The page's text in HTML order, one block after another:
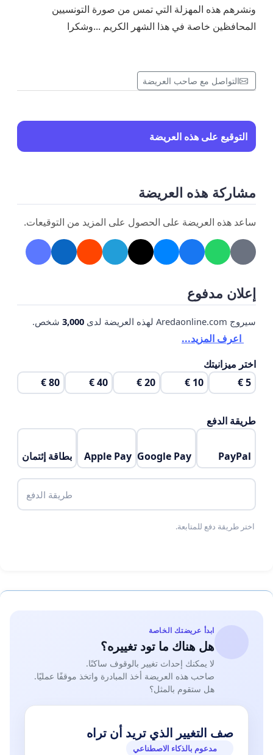
ونشرهم هذه المهزلة التي تمس من صورة التونسيين
المحافظين خاصة في هذا الشهر الكريم ...وشكرا
التواصل مع صاحب العريضة
التوقيع على هذه العريضة
مشاركة هذه العريضة
ساعد هذه العريضة على الحصول على المزيد من التوقيعات.
إعلان مدفوع
سيروج Aredaonline.com لهذه العريضة لدى 3,000 شخص.
اعرف المزيد...
اختر ميزانيتك
5 €
10 €
20 €
40 €
80 €
طريقة الدفع
PayPal
Google Pay
Apple Pay بطاقة إئتمان
طريقة الدفع
اختر طريقة دفع للمتابعة.
ابدأ عريضتك الخاصة
هل هناك ما تود تغييره؟
لا يمكنك إحداث تغيير بالوقوف ساكنًا.
صاحب هذه العريضة أخذ المبادرة واتخذ موقفًا عمليًا.
هل ستقوم بالمثل؟
صف التغيير الذي تريد أن تراه
مدعوم بالذكاء الاصطناعي